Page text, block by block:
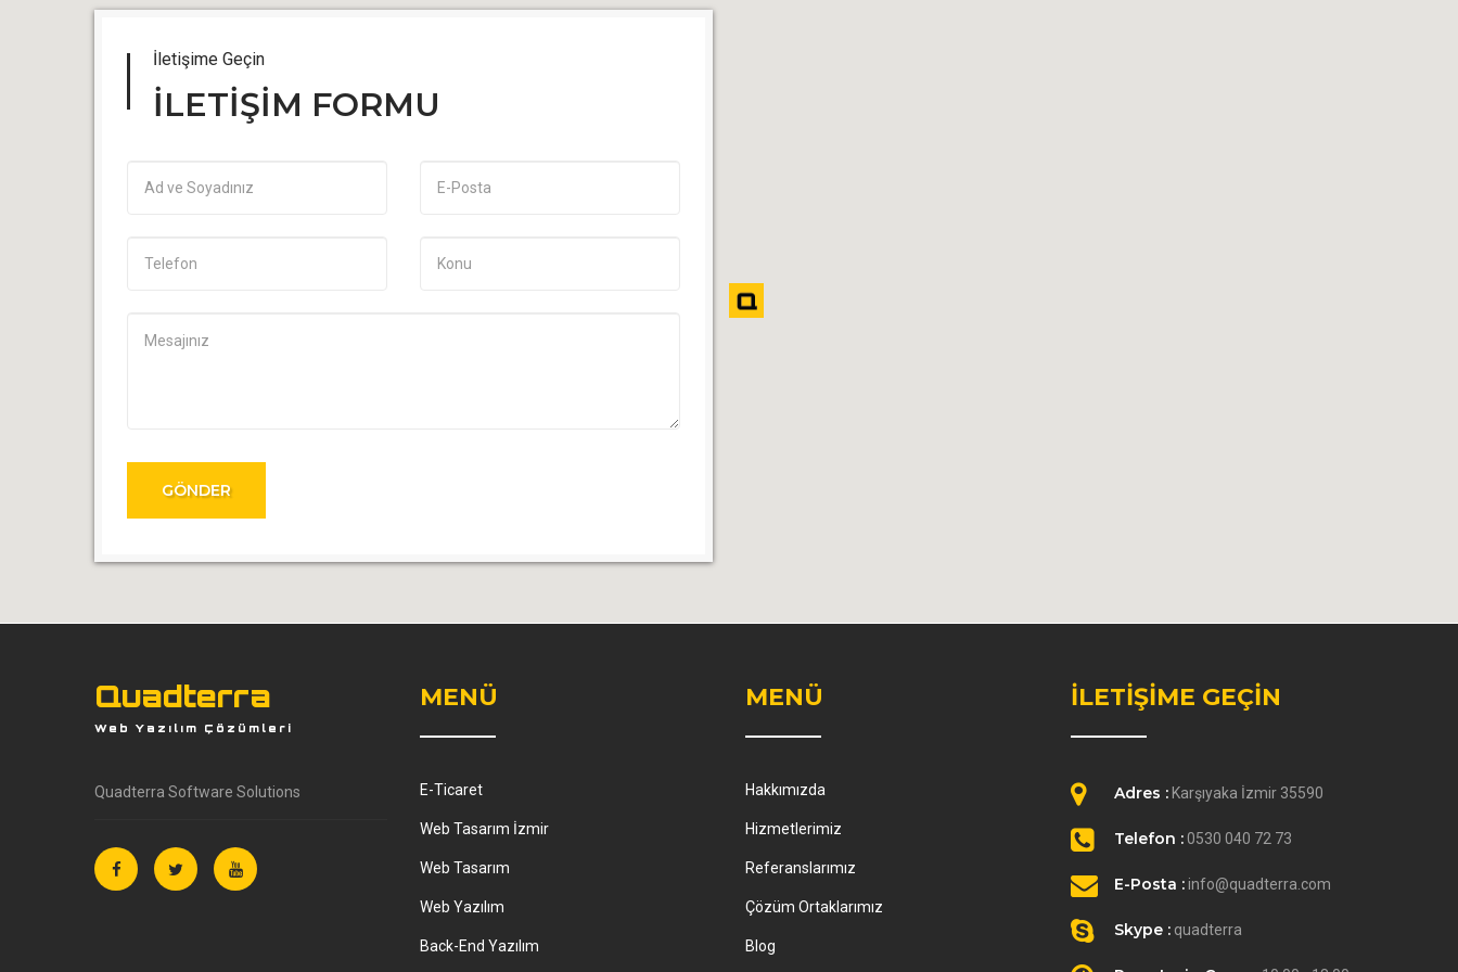
İletişime Geçin
İLETİŞİM FORMU
GÖNDER
Quadterra
Web Yazılım Çözümleri
Quadterra Software Solutions
MENÜ
E-Ticaret
Web Tasarım İzmir
Web Tasarım
Web Yazılım
Back-End Yazılım
MENÜ
Hakkımızda
Hizmetlerimiz
Referanslarımız
Çözüm Ortaklarımız
Blog
İLETİŞİME GEÇİN
Adres : Karşıyaka İzmir 35590
Telefon :0530 040 72 73
E-Posta :info@quadterra.com
Skype : quadterra